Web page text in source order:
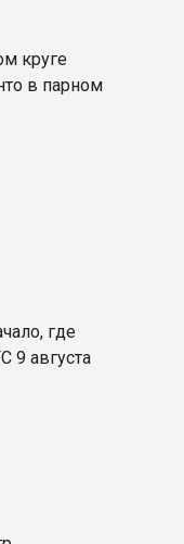
круге
в парном
где
9 августа